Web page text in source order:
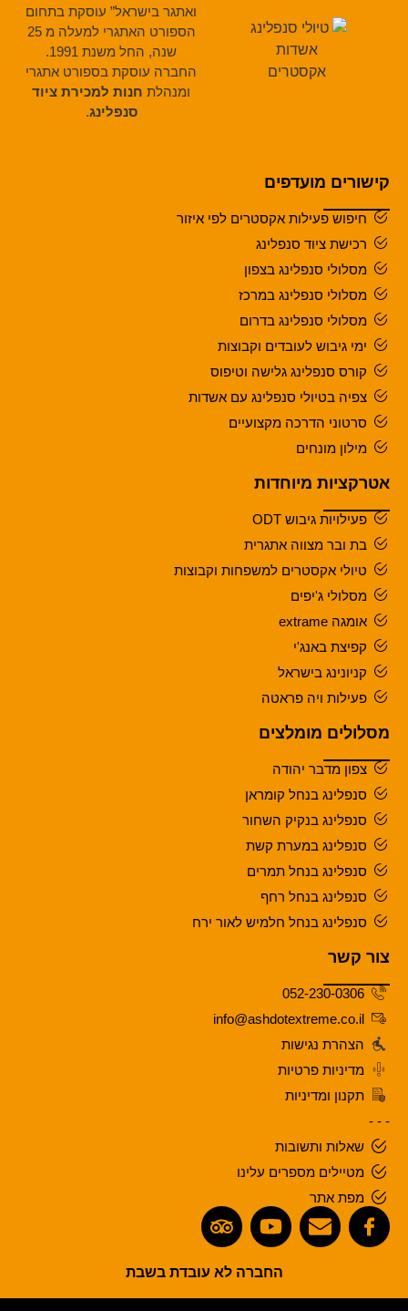
ואתגר בישראל” עוסקת בתחום
הספורט האתגרי למעלה מ 25
שנה, החל משנת 1991.
החברה עוסקת בספורט אתגרי
ומנהלת חנות למכירת ציוד
סנפלינג.
קישורים מועדפים
חיפוש פעילות אקסטרים לפי איזור
רכישת ציוד סנפלינג
מסלולי סנפלינג בצפון
מסלולי סנפלינג במרכז
מסלולי סנפלינג בדרום
ימי גיבוש לעובדים וקבוצות
קורס סנפלינג גלישה וטיפוס
צפיה בטיולי סנפלינג עם אשדות
סרטוני הדרכה מקצועיים
מילון מונחים
אטרקציות מיוחדות
פעילויות גיבוש ODT
בת ובר מצווה אתגרית
טיולי אקסטרים למשפחות וקבוצות
מסלולי ג'יפים
אומגה extrame
קפיצת באנג'י
קניונינג בישראל
פעילות ויה פראטה
מסלולים מומלצים
צפון מדבר יהודה
סנפלינג בנחל קומראן
סנפלינג בנקיק השחור
סנפלינג במערת קשת
סנפלינג בנחל תמרים
סנפלינג בנחל רחף
סנפלינג בנחל חלמיש לאור ירח
צור קשר
052-230-0306
info@ashdotextreme.co.il
הצהרת נגישות
מדיניות פרטיות
תקנון ומדיניות
- - -
שאלות ותשובות
מטיילים מספרים עלינו
מפת אתר
החברה לא עובדת בשבת